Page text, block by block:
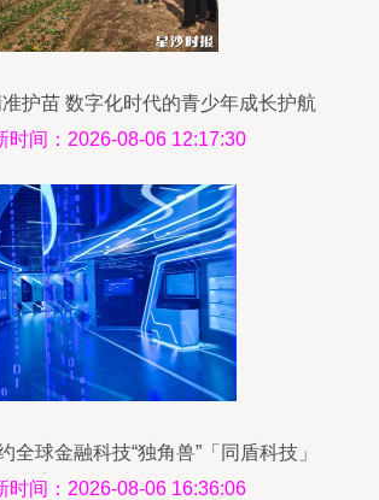
护苗 数字化时代的青少年成长护航
新路径
时间：2026-08-06 12:17:30
全球金融科技“独角兽”「同盾科技」
共塑科技推广新服务
时间：2026-08-06 16:36:06